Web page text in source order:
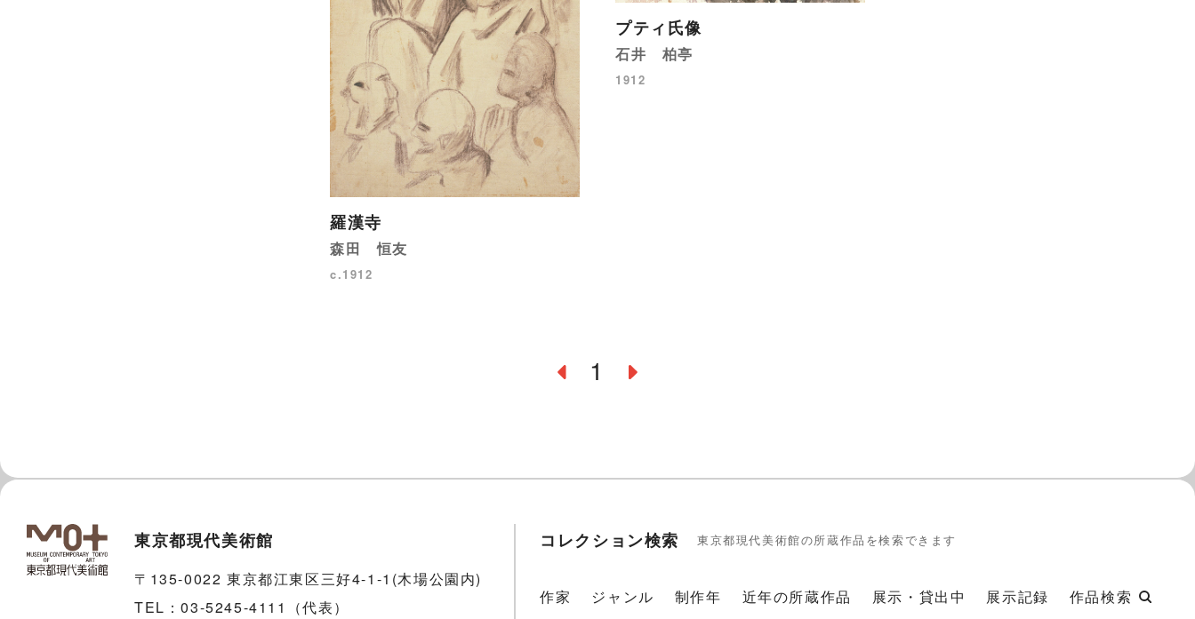
プティ氏像
石井 柏亭
1912
羅漢寺
森田 恒友
c.1912
1
東京都現代美術館
〒135-0022 東京都江東区三好4-1-1(木場公園内)
TEL：03-5245-4111（代表）
コレクション検索 東京都現代美術館の所蔵作品を検索できます
作家 ジャンル 制作年 近年の所蔵作品 展示・貸出中 展示記録 作品検索